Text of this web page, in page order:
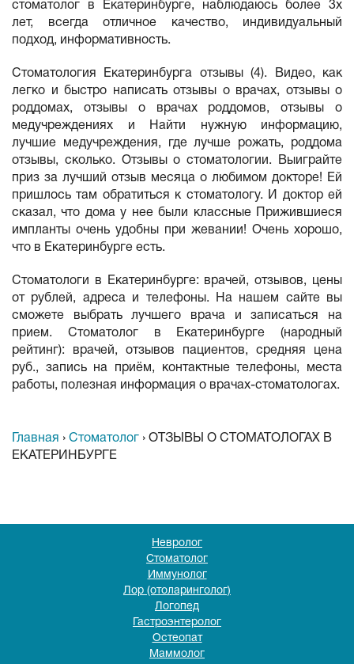
стоматолог в Екатеринбурге, наблюдаюсь более 3х
лет, всегда отличное качество, индивидуальный
подход, информативность.
Стоматология Екатеринбурга отзывы (4). Видео, как
легко и быстро написать отзывы о врачах, отзывы о
роддомах, отзывы о врачах роддомов, отзывы о
медучреждениях и Найти нужную информацию,
лучшие медучреждения, где лучше рожать, роддома
отзывы, сколько. Отзывы о стоматологии. Выиграйте
приз за лучший отзыв месяца о любимом докторе! Ей
пришлось там обратиться к стоматологу. И доктор ей
сказал, что дома у нее были классные Прижившиеся
импланты очень удобны при жевании! Очень хорошо,
что в Екатеринбурге есть.
Стоматологи в Екатеринбурге: врачей, отзывов, цены
от рублей, адреса и телефоны. На нашем сайте вы
сможете выбрать лучшего врача и записаться на
прием. Стоматолог в Екатеринбурге (народный
рейтинг): врачей, отзывов пациентов, средняя цена
руб., запись на приём, контактные телефоны, места
работы, полезная информация о врачах-стоматологах.
Главная › Стоматолог › ОТЗЫВЫ О СТОМАТОЛОГАХ В
ЕКАТЕРИНБУРГЕ
Невролог
Стоматолог
Иммунолог
Лор (отоларинголог)
Логопед
Гастроэнтеролог
Остеопат
Маммолог